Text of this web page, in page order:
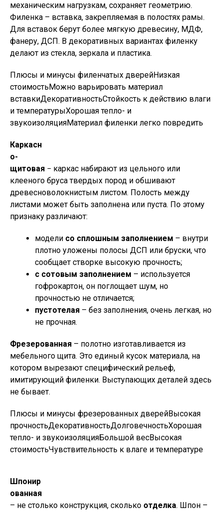
механическим нагрузкам, сохраняет геометрию.
Филенка – вставка, закрепляемая в полостях рамы.
Для вставок берут более мягкую древесину, МДФ,
фанеру, ДСП. В декоративных вариантах филенку
делают из стекла, зеркала и пластика.
Плюсы и минусы филенчатых дверейНизкая
стоимостьМожно варьировать материал
вставкиДекоративностьСтойкость к действию влаги
и температурыХорошая тепло- и
звукоизоляцияМатериал филенки легко повредить
Каркасн
о-
щитовая − каркас набирают из цельного или
клееного бруса твердых пород и обшивают
древесноволокнистым листом. Полость между
листами может быть заполнена или пуста. По этому
признаку различают:
модели со сплошным заполнением – внутри
плотно уложены полосы ДСП или бруски, что
сообщает створке высокую прочность;
с сотовым заполнением – используется
гофрокартон, он поглощает шум, но
прочностью не отличается;
пустотелая – без заполнения, очень легкая, но
не прочная.
Фрезерованная – полотно изготавливается из
мебельного щита. Это единый кусок материала, на
котором вырезают специфический рельеф,
имитирующий филенки. Выступающих деталей здесь
не бывает.
Плюсы и минусы фрезерованных дверейВысокая
прочностьДекоративностьДолговечностьХорошая
тепло- и звукоизоляцияБольшой весВысокая
стоимостьЧувствительность к влаге и температуре
Шпонир
ованная
– не столько конструкция, сколько отделка. Шпон –